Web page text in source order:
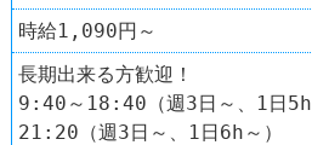
時給1,090円～
長期出来る方歓迎！
9:40～18:40（週3日～、1日
21:20（週3日～、1日6h～）